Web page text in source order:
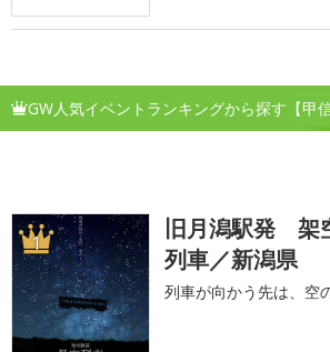
GW人気イベントランキングから探す【甲信
1
旧月潟駅発
列車／新潟県
列車が向かう先は、空